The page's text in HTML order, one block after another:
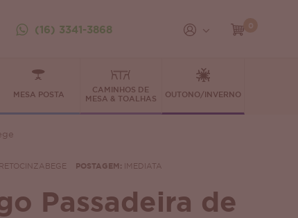
(16) 3341-3868
MESA POSTA
CAMINHOS DE
MESA & TOALHAS
OUTONO/INVERNO
POSTAGEM: IMEDIATA
Passadeira de